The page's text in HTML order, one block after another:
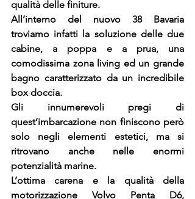
qualità delle finiture.
All’interno del nuovo 38 Bavaria
troviamo infatti la soluzione delle due
cabine, a poppa e a prua, una
comodissima zona living ed un grande
bagno caratterizzato da un incredibile
box doccia.
Gli innumerevoli pregi di
quest’imbarcazione non finiscono però
solo negli elementi estetici, ma si
ritrovano anche nelle enormi
potenzialità marine.
L’ottima carena e la qualità della
motorizzazione Volvo Penta D6,